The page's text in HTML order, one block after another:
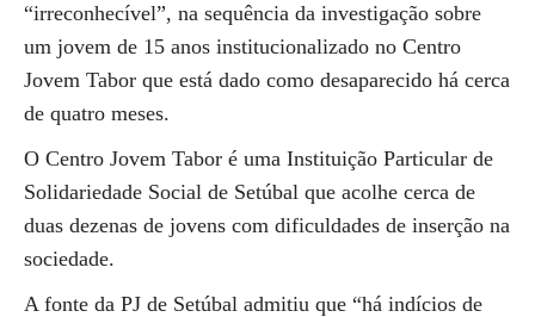
“irreconhecível”, na sequência da investigação sobre
um jovem de 15 anos institucionalizado no Centro
Jovem Tabor que está dado como desaparecido há cerca
de quatro meses.
O Centro Jovem Tabor é uma Instituição Particular de
Solidariedade Social de Setúbal que acolhe cerca de
duas dezenas de jovens com dificuldades de inserção na
sociedade.
A fonte da PJ de Setúbal admitiu que “há indícios de